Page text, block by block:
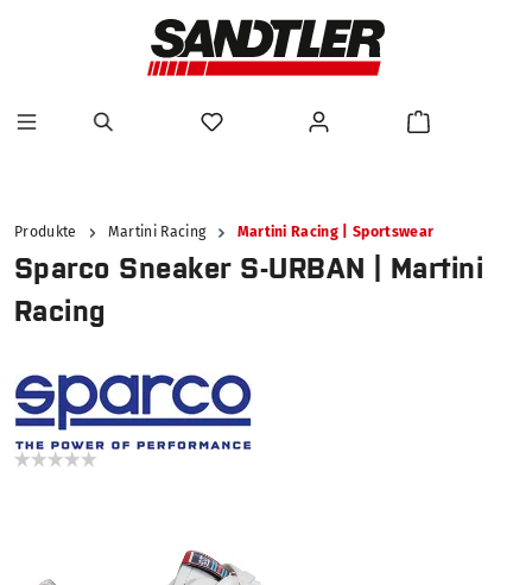
Produkte Martini Racing Martini Racing | Sportswear
Sparco Sneaker S-URBAN | Martini
Racing